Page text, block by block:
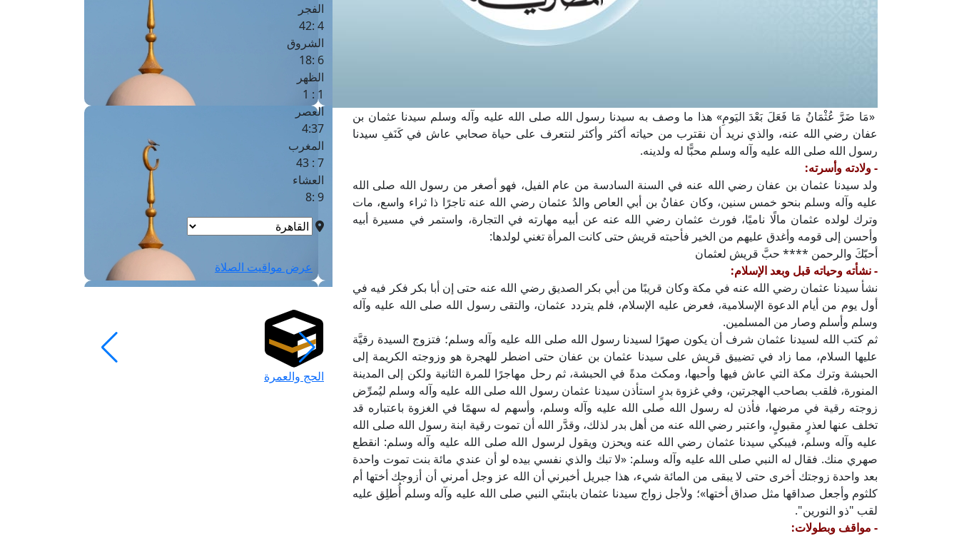
«مَا ضَرَّ عُثْمَانُ مَا فَعَلَ بَعْدَ اليَومِ» هذا ما وصف به سيدنا رسول الله صلى الله عليه وآله وسلم سيدنا عثمان بن
عفان رضي الله عنه، والذي نريد أن نقترب من حياته أكثر وأكثر لنتعرف على حياة صحابي عاش في كَنَفِ سيدنا
رسول الله صلى الله عليه وآله وسلم محبًّا له ولدينه.
- ولادته وأسرته:
ولد سيدنا عثمان بن عفان رضي الله عنه في السنة السادسة من عام الفيل، فهو أصغر من رسول الله صلى الله
عليه وآله وسلم بنحو خمس سنين، وكان عفانُ بن أبي العاص والدُ عثمان رضي الله عنه تاجرًا ذا ثراء واسع، مات
وترك لولده عثمان مالًا ناميًا، فورث عثمان رضي الله عنه عن أبيه مهارته في التجارة، واستمر في مسيرة أبيه
وأحسن إلى قومه وأغدق عليهم من الخير فأحبته قريش حتى كانت المرأة تغني لولدها:
أحبّكَ والرحمن **** حبَّ قريش لعثمان
- نشأته وحياته قبل وبعد الإسلام:
نشأ سيدنا عثمان رضي الله عنه في مكة وكان قريبًا من أبي بكر الصديق رضي الله عنه حتى إن أبا بكر فكر فيه في
أول يوم من أيام الدعوة الإسلامية، فعرض عليه الإسلام، فلم يتردد عثمان، والتقى رسول الله صلى الله عليه وآله
وسلم وأسلم وصار من المسلمين.
ثم كتب الله لسيدنا عثمان شرف أن يكون صهرًا لسيدنا رسول الله صلى الله عليه وآله وسلم؛ فتزوج السيدة رقيَّة
عليها السلام، مما زاد في تضييق قريش على سيدنا عثمان بن عفان حتى اضطر للهجرة هو وزوجته الكريمة إلى
الحبشة وترك مكة التي عاش فيها وأحبها، ومكث مدةً في الحبشة، ثم رحل مهاجرًا للمرة الثانية ولكن إلى المدينة
المنورة، فلقب بصاحب الهجرتين، وفي غزوة بدرٍ استأذن سيدنا عثمان رسول الله صلى الله عليه وآله وسلم ليُمرِّض
زوجته رقية في مرضها، فأذن له رسول الله صلى الله عليه وآله وسلم، وأسهم له سهمًا في الغزوة باعتباره قد
تخلف عنها لعذرٍ مقبولٍ، واعتبر رضي الله عنه من أهل بدر لذلك، وقدَّر الله أن تموت رقية ابنة رسول الله صلى الله
عليه وآله وسلم، فيبكي سيدنا عثمان رضي الله عنه ويحزن ويقول لرسول الله صلى الله عليه وآله وسلم: انقطع
صهري منك. فقال له النبي صلى الله عليه وآله وسلم: «لا تبك والذي نفسي بيده لو أن عندي مائة بنت تموت واحدة
بعد واحدة زوجتك أخرى حتى لا يبقى من المائة شيء، هذا جبريل أخبرني أن الله عز وجل أمرني أن أزوجك أختها أم
كلثوم وأجعل صداقها مثل صداق أختها»؛ ولأجل زواج سيدنا عثمان بابنتَي النبي صلى الله عليه وآله وسلم أُطلِق عليه
لقب "ذو النورين".
- مواقف وبطولات:
الفجر
4 :42
الشروق
6 :18
الظهر
1 : 1
العصر
4:37
المغرب
7 : 43
العشاء
9 :8
عرض مواقيت الصلاة
الحج والعمرة